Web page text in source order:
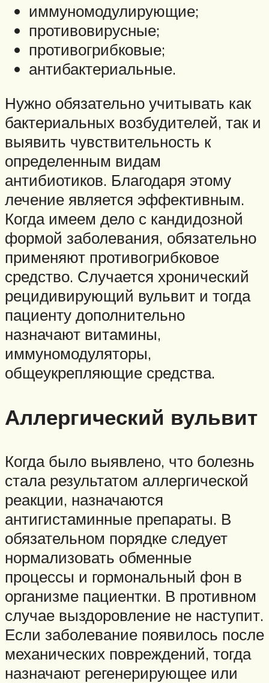
иммуномодулирующие;
противовирусные;
противогрибковые;
антибактериальные.
Нужно обязательно учитывать как
бактериальных возбудителей, так и
выявить чувствительность к
определенным видам
антибиотиков. Благодаря этому
лечение является эффективным.
Когда имеем дело с кандидозной
формой заболевания, обязательно
применяют противогрибковое
средство. Случается хронический
рецидивирующий вульвит и тогда
пациенту дополнительно
назначают витамины,
иммуномодуляторы,
общеукрепляющие средства.
Аллергический вульвит
Когда было выявлено, что болезнь
стала результатом аллергической
реакции, назначаются
антигистаминные препараты. В
обязательном порядке следует
нормализовать обменные
процессы и гормональный фон в
организме пациентки. В противном
случае выздоровление не наступит.
Если заболевание появилось после
механических повреждений, тогда
назначают регенерирующее или